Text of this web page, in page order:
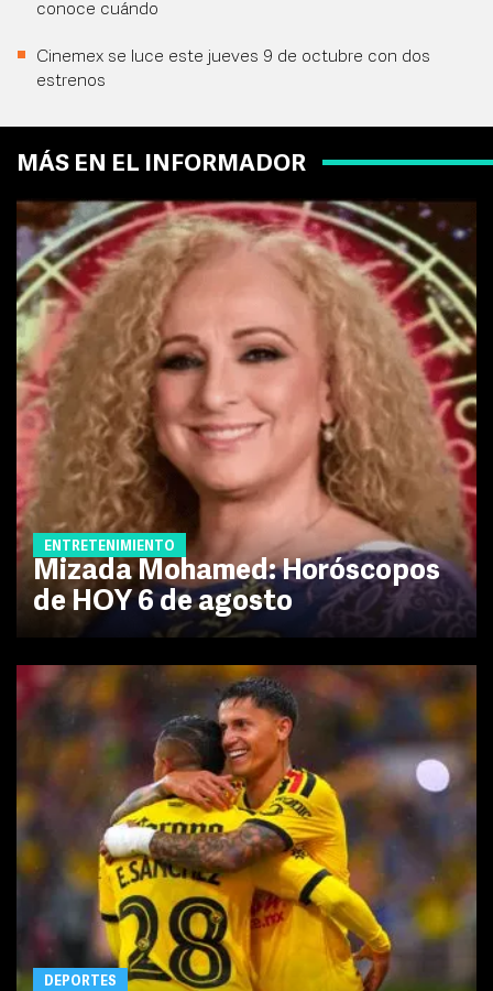
conoce cuándo
Cinemex se luce este jueves 9 de octubre con dos
estrenos
MÁS EN EL INFORMADOR
ENTRETENIMIENTO
Mizada Mohamed: Horóscopos
de HOY 6 de agosto
DEPORTES